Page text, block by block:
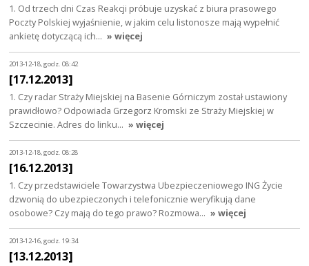
1. Od trzech dni Czas Reakcji próbuje uzyskać z biura prasowego
Poczty Polskiej wyjaśnienie, w jakim celu listonosze mają wypełnić
ankietę dotyczącą ich… » więcej
2013-12-18, godz. 08:42
[17.12.2013]
1. Czy radar Straży Miejskiej na Basenie Górniczym został ustawiony
prawidłowo? Odpowiada Grzegorz Kromski ze Straży Miejskiej w
Szczecinie. Adres do linku… » więcej
2013-12-18, godz. 08:28
[16.12.2013]
1. Czy przedstawiciele Towarzystwa Ubezpieczeniowego ING Życie
dzwonią do ubezpieczonych i telefonicznie weryfikują dane
osobowe? Czy mają do tego prawo? Rozmowa… » więcej
2013-12-16, godz. 19:34
[13.12.2013]